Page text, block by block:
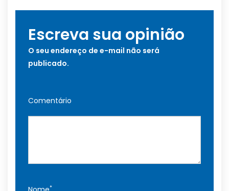
Escreva sua opinião
O seu endereço de e-mail não será
publicado.
Comentário
*